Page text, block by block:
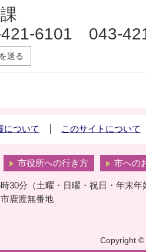
6101 043-
送る
について このサイトについて
市役所への行き方 市への
30分（土曜・日曜・祝日・年末年
鹿渡無番地
Copyright ©